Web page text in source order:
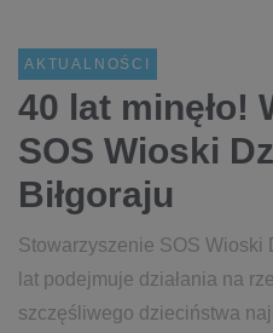
AKTUALNOŚCI
40 lat minęło!
SOS Wioski
Biłgoraju
Stowarzyszenie SOS Wioski
lat podejmuje działania na
szczęśliwego dzieciństwa